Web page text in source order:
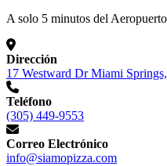
A solo 5 minutos del
Dirección
17 Westward Dr Miami
Teléfono
(305) 449-9553
Correo Electrónico
info@siamopizza.com